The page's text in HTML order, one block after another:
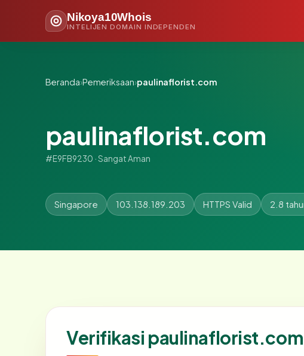
Nikoya10Whois
INTELIJEN DOMAIN INDEPENDEN
Beranda›Pemeriksaan›paulinaflorist.com
paulinaflorist.com
#E9FB9230 · Sangat Aman
Singapore 103.138.189.203 HTTPS Valid 2.8
Verifikasi